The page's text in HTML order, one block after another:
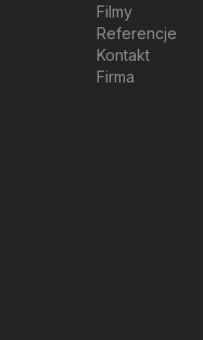
Filmy
Referencje
Kontakt
Firma